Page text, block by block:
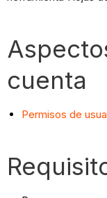
cuenta
Permisos de